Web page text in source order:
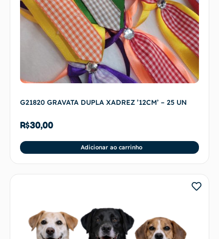
G21820 GRAVATA DUPLA XADREZ ’12CM’ – 25 UN
R$30,00
Adicionar ao carrinho